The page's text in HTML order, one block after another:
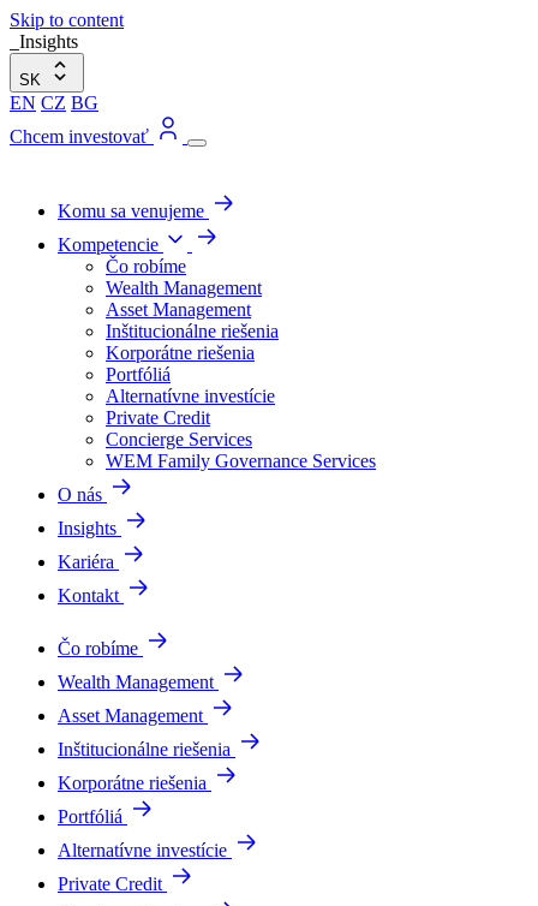
Skip to content
Insights
SK
EN CZ BG
Chcem investovať
Komu sa venujeme
Kompetencie
Čo robíme
Wealth Management
Asset Management
Inštitucionálne riešenia
Korporátne riešenia
Portfóliá
Alternatívne investície
Private Credit
Concierge Services
WEM Family Governance Services
O nás
Insights
Kariéra
Kontakt
Čo robíme
Wealth Management
Asset Management
Inštitucionálne riešenia
Korporátne riešenia
Portfóliá
Alternatívne investície
Private Credit